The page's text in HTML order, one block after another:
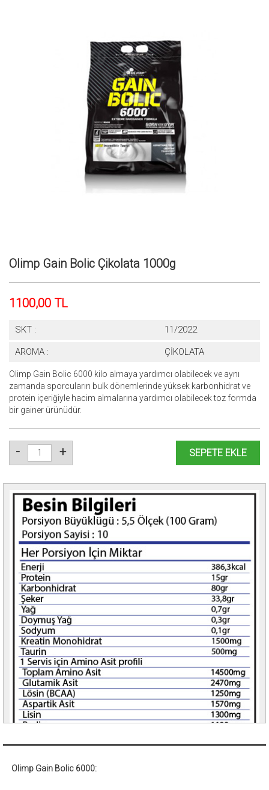
Olimp Gain Bolic Çikolata 1000g
1100,00 TL
SKT : 11/2022
AROMA : ÇİKOLATA
Olimp Gain Bolic 6000 kilo almaya yardımcı olabilecek ve aynı
zamanda sporcuların bulk dönemlerinde yüksek karbonhidrat ve
protein içeriğiyle hacim almalarına yardımcı olabilecek toz formda
bir gainer ürünüdür.
- + SEPETE EKLE
Olimp Gain Bolic 6000: